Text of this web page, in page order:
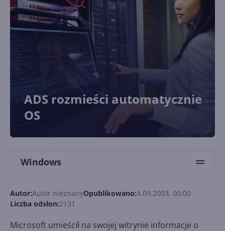
ADS rozmieści automatycznie
OS
Windows
Autor:Autor nieznanyOpublikowano:4.09.2003, 00:00
Liczba odsłon:2131
Microsoft umieścił na swojej witrynie informacje o